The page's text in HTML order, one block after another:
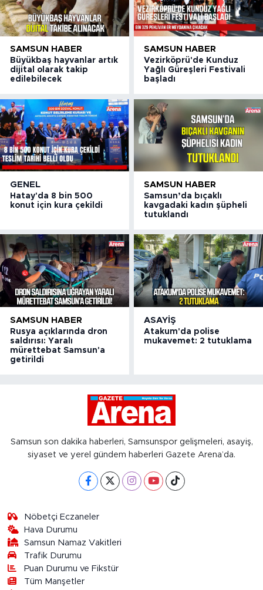
SAMSUN HABER
Büyükbaş hayvanlar artık
dijital olarak takip
edilebilecek
SAMSUN HABER
Vezirköprü'de Kunduz
Yağlı Güreşleri Festivali
başladı
GENEL
Hatay'da 8 bin 500
konut için kura çekildi
SAMSUN HABER
Samsun’da bıçaklı
kavgadaki kadın şüpheli
tutuklandı
SAMSUN HABER
Rusya açıklarında dron
saldırısı: Yaralı
mürettebat Samsun'a
getirildi
ASAYIŞ
Atakum'da polise
mukavemet: 2 tutuklama
Samsun son dakika haberleri, Samsunspor gelişmeleri, asayiş,
siyaset ve yerel gündem haberleri Gazete Arena’da.
Nöbetçi Eczaneler
Hava Durumu
Samsun Namaz Vakitleri
Trafik Durumu
Puan Durumu ve Fikstür
Tüm Manşetler